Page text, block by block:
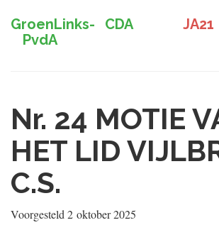
GroenLinks-
PvdA
CDA JA21
Nr. 24 MOTIE
HET LID
C.S.
Voorgesteld 2 oktober 2025